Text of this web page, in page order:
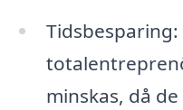
minskas, då